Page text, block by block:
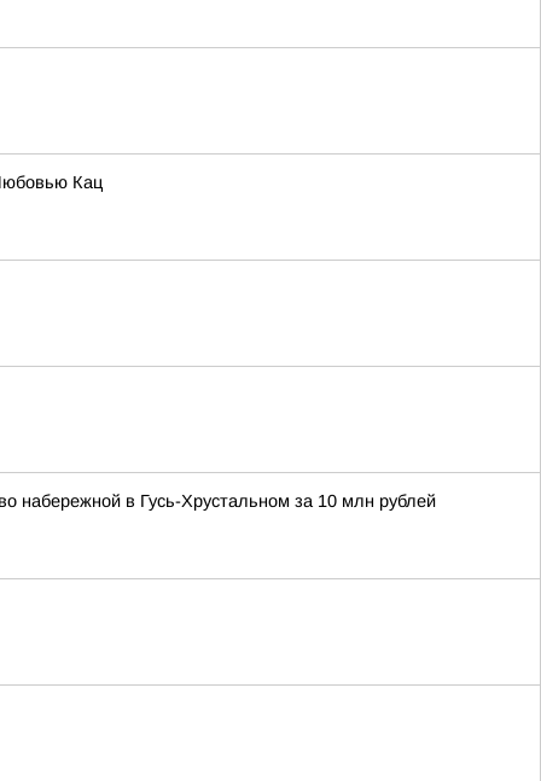
Кац
набережной в Гусь-Хрустальном за 10 млн рублей